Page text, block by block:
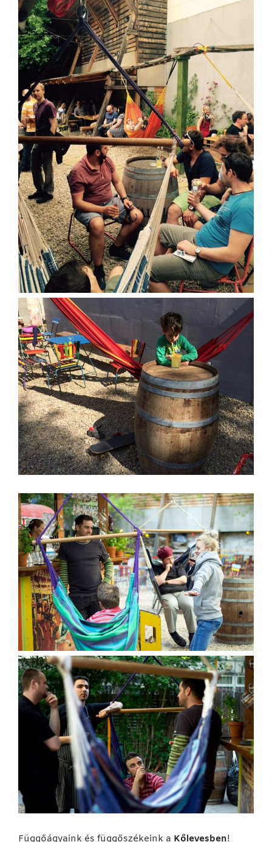
Függőágyaink és függőszékeink a Kőlevesben!